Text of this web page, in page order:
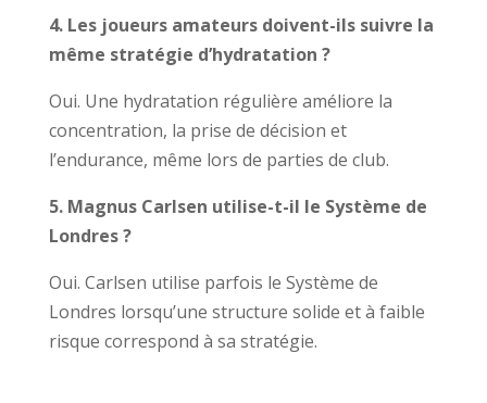
4. Les joueurs amateurs doivent-ils suivre la
même stratégie d’hydratation ?
Oui. Une hydratation régulière améliore la
concentration, la prise de décision et
l’endurance, même lors de parties de club.
5. Magnus Carlsen utilise-t-il le Système de
Londres ?
Oui. Carlsen utilise parfois le Système de
Londres lorsqu’une structure solide et à faible
risque correspond à sa stratégie.